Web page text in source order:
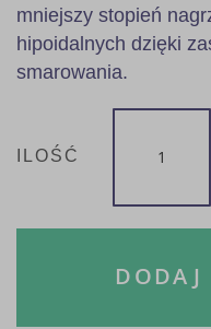
mniejszy stopień
hipoidalnych dzięki
smarowania.
ILOŚĆ
DODAJ